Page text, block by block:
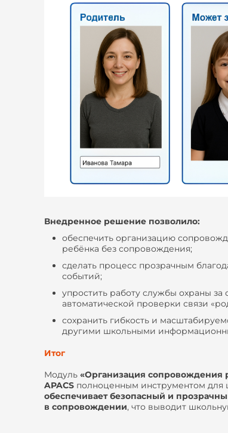
Внедренное решение позволило:
обеспечить организацию
ребёнка без сопровождения;
сделать процесс прозрачным
событий;
упростить работу службы охраны за
автоматической проверки связи
сохранить гибкость и
другими школьными
Итог
Модуль «Организация сопровождения
APACS полноценным инструментом для
обеспечивает безопасный и
в сопровождении, что выводит